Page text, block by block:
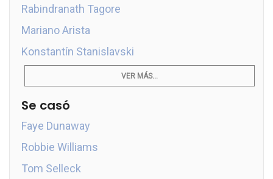
Rabindranath Tagore
Mariano Arista
Konstantín Stanislavski
VER MÁS...
Se casó
Faye Dunaway
Robbie Williams
Tom Selleck